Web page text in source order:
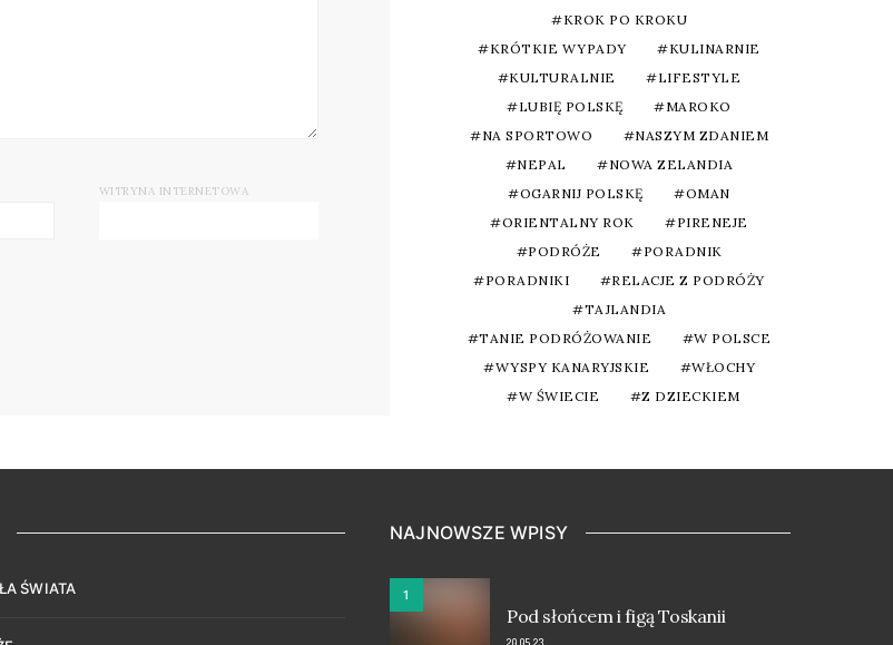
WITRYNA INTERNETOWA
KROK PO KROKU
KRÓTKIE WYPADY
KULINARNIE
KULTURALNIE
LIFESTYLE
LUBIĘ POLSKĘ
MAROKO
NA SPORTOWO
NASZYM ZDANIEM
NEPAL
NOWA ZELANDIA
OGARNIJ POLSKĘ
OMAN
ORIENTALNY ROK
PIRENEJE
PODRÓŻE
PORADNIK
PORADNIKI
RELACJE Z PODRÓŻY
TAJLANDIA
TANIE PODRÓŻOWANIE
W POLSCE
WYSPY KANARYJSKIE
WŁOCHY
W ŚWIECIE
Z DZIECKIEM
ŚWIATA
NAJNOWSZE WPISY
1
Pod słońcem i figą Toskanii
20.05.23